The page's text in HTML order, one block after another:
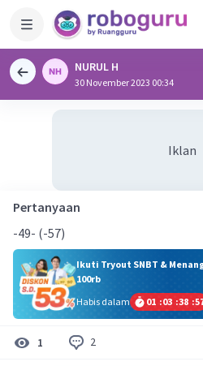
NURUL H
30 November 2023 00:34
Iklan
Pertanyaan
-49- (-57)
Ikuti Tryout SNBT &
100rb
Habis dalam
01 :03 :38 :
1 2